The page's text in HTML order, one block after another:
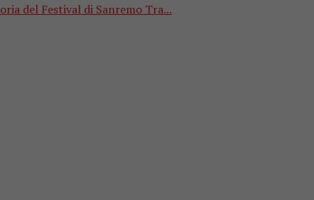
del Festival di Sanremo Tra...